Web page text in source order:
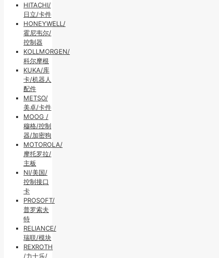
HITACHI/
日立/卡件
HONEYWELL/
霍尼韦尔/
控制器
KOLLMORGEN/
科尔摩根
KUKA/库
卡/机器人
配件
METSO/
美卓/卡件
MOOG /
穆格/控制
器/加密狗
MOTOROLA/
摩托罗拉/
主板
NI/美国/
控制接口
卡
PROSOFT/
普罗索夫
特
RELIANCE/
瑞联/模块
REXROTH
/力士乐/